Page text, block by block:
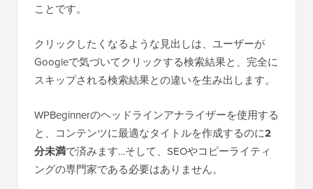
ことです。
クリックしたくなるような見出しは、ユーザーが
Googleで気づいてクリックする検索結果と、完全に
スキップされる検索結果との違いを生み出します。
WPBeginnerのヘッドラインアナライザーを使用する
と、コンテンツに最適なタイトルを作成するのに2
分未満で済みます…そして、SEOやコピーライティ
ングの専門家である必要はありません。